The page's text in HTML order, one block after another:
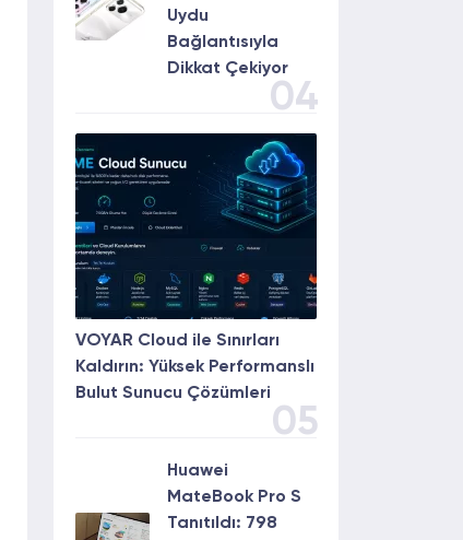
Uydu
Bağlantısıyla
Dikkat Çekiyor
04
VOYAR Cloud ile Sınırları
Kaldırın: Yüksek Performanslı
Bulut Sunucu Çözümleri
05
Huawei
MateBook Pro S
Tanıtıldı: 798